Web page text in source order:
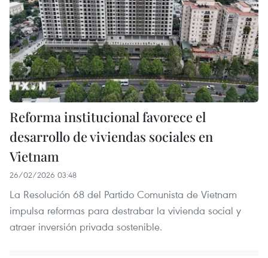
Reforma institucional favorece el
desarrollo de viviendas sociales en
Vietnam
26/02/2026 03:48
La Resolución 68 del Partido Comunista de Vietnam
impulsa reformas para destrabar la vivienda social y
atraer inversión privada sostenible.